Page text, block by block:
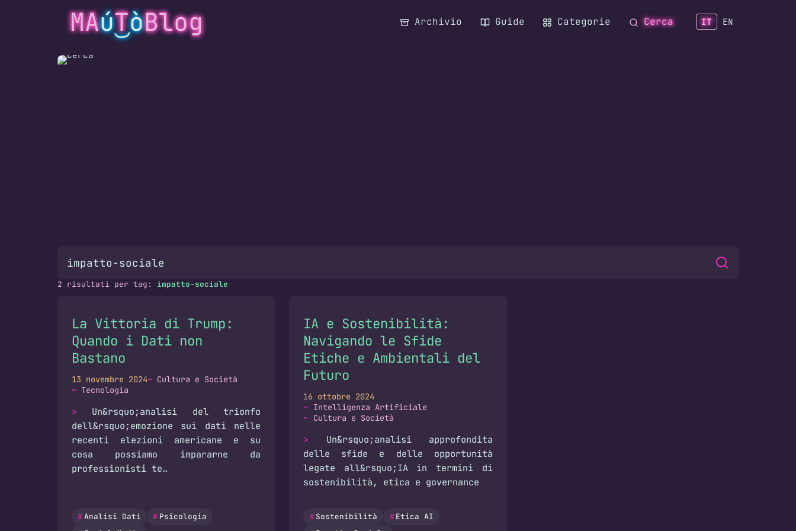
MAúTòBlog Archivio Guide Categorie Cerca IT EN
Cerca
Cerca tra articoli, autori, tag e categorie: digita una parola chiave per iniziare.
2 risultati per tag: impatto-sociale
La Vittoria di Trump:
Quando i Dati non
Bastano
13 novembre 2024
Cultura e Società
Tecnologia
Un&rsquo;analisi del trionfo
dell&rsquo;emozione sui dati nelle
recenti elezioni americane e su
cosa possiamo impararne da
professionisti te…
Analisi Dati
Psicologia
IA e Sostenibilità:
Navigando le Sfide
Etiche e Ambientali del
Futuro
16 ottobre 2024
Intelligenza Artificiale
Cultura e Società
Un&rsquo;analisi approfondita
delle sfide e delle opportunità
legate all&rsquo;IA in termini di
sostenibilità, etica e governance
Sostenibilità
Etica AI